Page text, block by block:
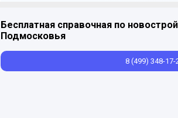
ПРОЕКТЫ
За годы своего существования компания
проектов в Москве и Московской области,
назовем лишь самые свежие, в Москве – это
Подмосковье –ЖК «Столичный»в
Бесплатная справочная по
Подмосковья
8 (499) 348-17-